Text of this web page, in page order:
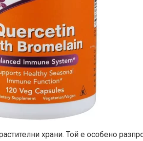
храни. Той е особено